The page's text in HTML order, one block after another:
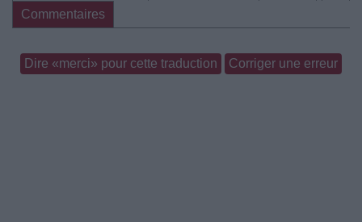
Commentaires
Dire «merci» pour cette traduction Corriger une erreur